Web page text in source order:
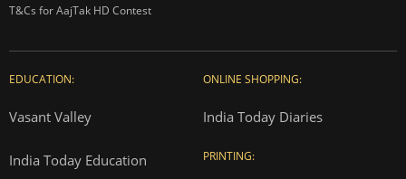
T&Cs for AajTak HD Contest
EDUCATION:
Vasant Valley
India Today Education
ONLINE SHOPPING:
India Today Diaries
PRINTING: